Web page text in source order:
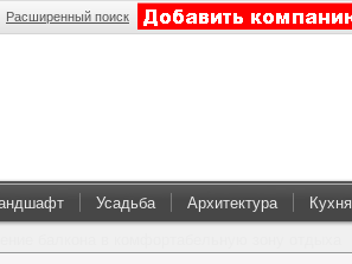
Расширенный поиск
Усадьба Архитектура Кухня